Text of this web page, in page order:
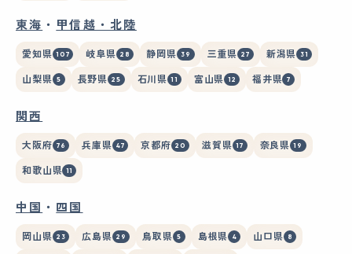
東海 ・ 甲信越・北陸
愛知県 107 岐阜県 28 静岡県 39 三重県 27 新潟県 31
山梨県 5 長野県 25 石川県 11 富山県 12 福井県 7
関西
大阪府 76 兵庫県 47 京都府 20 滋賀県 17 奈良県 19
和歌山県 11
中国 ・ 四国
岡山県 23 広島県 29 鳥取県 5 島根県 4 山口県 8